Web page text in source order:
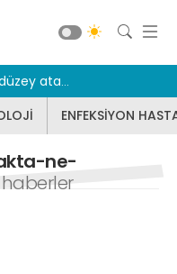
atamalar
ENFEKSİYON
ne-
haberler